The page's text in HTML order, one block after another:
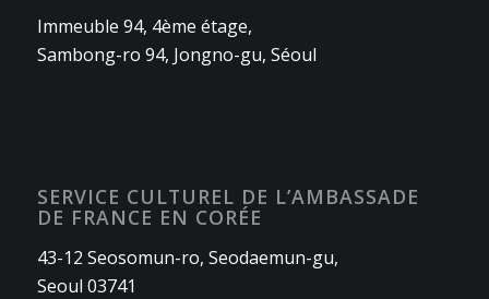
Immeuble 94, 4ème étage,
Sambong-ro 94, Jongno-gu, Séoul
SERVICE CULTUREL DE L’AMBASSADE
DE FRANCE EN CORÉE
43-12 Seosomun-ro, Seodaemun-gu,
Seoul 03741